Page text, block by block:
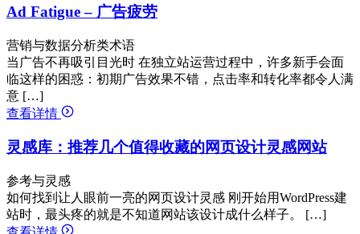
Ad Fatigue – 广告疲劳
营销与数据分析类术语
当广告不再吸引目光时 在独立站运营过程中，许多新手会面
临这样的困惑：初期广告效果不错，点击率和转化率都令人满
意 […]
查看详情
灵感库：推荐几个值得收藏的网页设计灵感网站
参考与灵感
如何找到让人眼前一亮的网页设计灵感 刚开始用WordPress建
站时，最头疼的就是不知道网站该设计成什么样子。 […]